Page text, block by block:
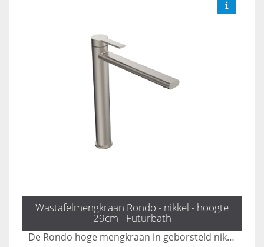
Wastafelmengkraan Rondo - nikkel - hoogte
29cm - Futurbath
De Rondo hoge mengkraan in geborsteld nikkel voegt een vleugje tijdloze elegantie toe aan elke badkamer. Met een hoogte van 29 cm is deze kraan perfect geschikt voor statement wastafels, waardoor functionaliteit en stijl naadloos samenkomen. Upgrade uw sanitair met deze prachtige toevoeging.